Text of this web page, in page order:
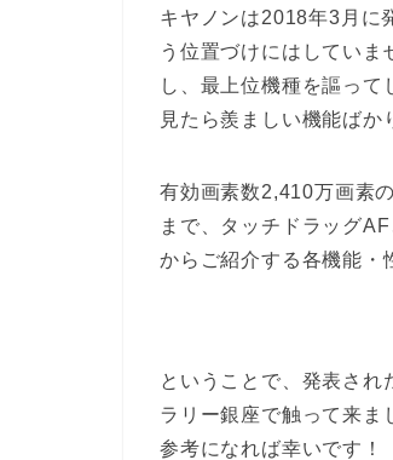
キヤノンは2018年3月に
う位置づけにはしていま
し、最上位機種を謳っ
見たら羨ましい機能ばか
有効画素数2,410万画素
まで、タッチドラッグ
からご紹介する各機能・
ということで、発表さ
ラリー銀座で触って来ま
参考になれば幸いです！